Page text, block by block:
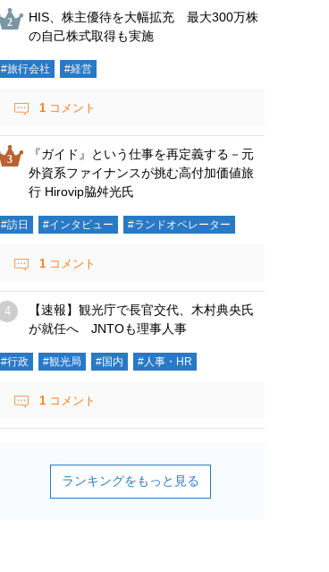
HIS、株主優待を大幅拡充 最大300万株
の自己株式取得も実施
#旅行会社 #経営
1 コメント
『ガイド』という仕事を再定義する－元
外資系ファイナンスが挑む高付加価値旅
行 Hirovip脇舛光氏
#訪日 #インタビュー #ランドオペレーター
1 コメント
【速報】観光庁で長官交代、木村典央氏
が就任へ JNTOも理事人事
#行政 #観光局 #国内 #人事・HR
1 コメント